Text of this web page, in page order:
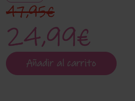
24,99€
47,95€
Añadir al carrito